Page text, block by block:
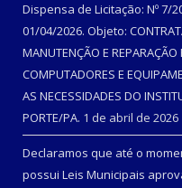
Dispensa de Licitação: Nº 7/
01/04/2026. Objeto:
MANUTENÇÃO E REPARAÇÃO
COMPUTADORES E
AS NECESSIDADES DO
PORTE/PA. 1 de abril de 2026
Declaramos que até o
possui Leis Municipais